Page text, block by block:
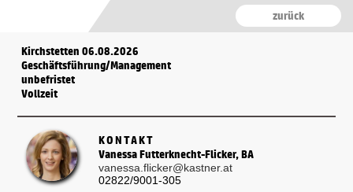
zurück
Kirchstetten 06.08.2026
Geschäftsführung/Management
unbefristet
Vollzeit
KONTAKT
Vanessa Futterknecht-Flicker, BA
vanessa.flicker@kastner.at
02822/9001-305